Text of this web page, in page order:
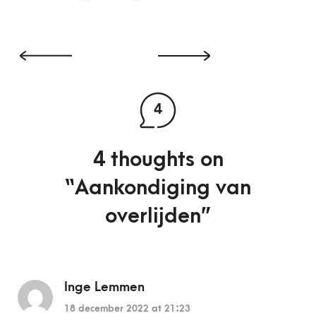
4
4 thoughts on
“Aankondiging van
overlijden”
Inge Lemmen
18 december 2022 at 21:23